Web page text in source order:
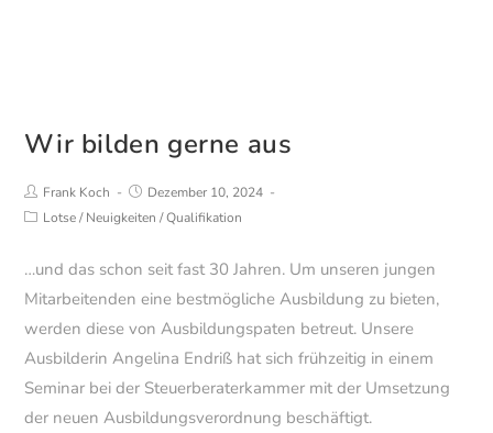
Wir bilden gerne aus
Beitrags-
Autor:
Frank Koch
Beitrag
veröffentlicht:
Dezember 10, 2024
Beitrags-
Lotse / Neuigkeiten /Qualifikation
…und das schon seit fast 30 Jahren. Um unseren jungen
Mitarbeitenden eine bestmögliche Ausbildung zu bieten,
werden diese von Ausbildungspaten betreut. Unsere
Ausbilderin Angelina Endriß hat sich frühzeitig in einem
Seminar bei der Steuerberaterkammer mit der Umsetzung
der neuen Ausbildungsverordnung beschäftigt.